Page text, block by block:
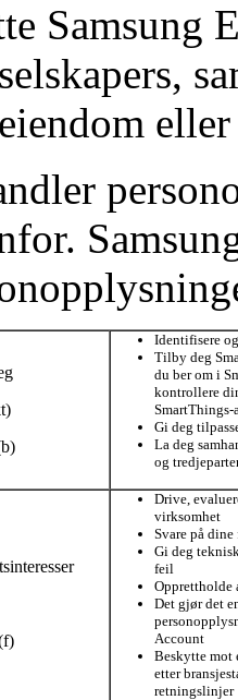
Samsung
Identifisere
Tilby deg
du ber om i
kontrollere
SmartThings-
Gi deg
La deg
og
Drive,
virksomhet
Svare på
Gi deg
feil
Opprettholde
Det gjør det
Account
Beskytte mot
etter
retningslinjer